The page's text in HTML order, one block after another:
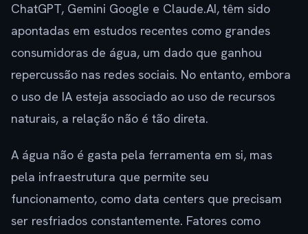
ChatGPT, Gemini Google e Claude.AI, têm sido
apontadas em estudos recentes como grandes
consumidoras de água, um dado que ganhou
repercussão nas redes sociais. No entanto, embora
o uso de IA esteja associado ao uso de recursos
naturais, a relação não é tão direta.
A água não é gasta pela ferramenta em si, mas
pela infraestrutura que permite seu
funcionamento, como data centers que precisam
ser resfriados constantemente. Fatores como